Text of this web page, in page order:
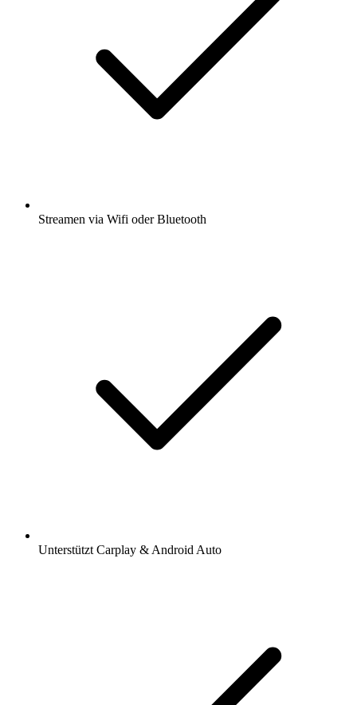
Streamen via Wifi oder Bluetooth
Unterstützt Carplay & Android Auto